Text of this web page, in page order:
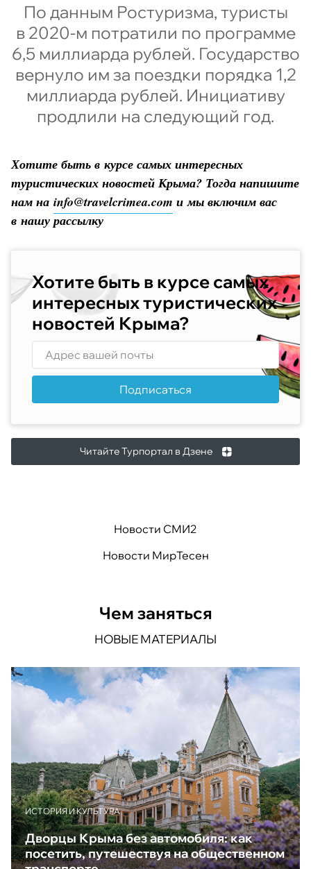
По данным Ростуризма, туристы
в 2020-м потратили по программе
6,5 миллиарда рублей. Государство
вернуло им за поездки порядка 1,2
миллиарда рублей. Инициативу
продлили на следующий год.
Хотите быть в курсе самых интересных
туристических новостей Крыма? Тогда напишите
нам на info@travelcrimea.com и мы включим вас
в нашу рассылку
Хотите быть в курсе самых
интересных туристических
новостей Крыма?
Подписаться
Читайте Турпортал в Дзене
Новости СМИ2
Новости МирТесен
Чем заняться
НОВЫЕ МАТЕРИАЛЫ
ИСТОРИЯ И КУЛЬТУРА
Дворцы Крыма без автомобиля: как
посетить, путешествуя на общественном